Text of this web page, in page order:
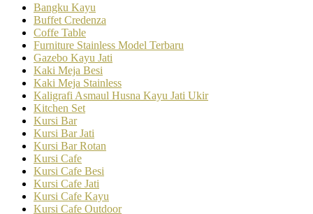
Bangku Kayu
Buffet Credenza
Coffe Table
Furniture Stainless Model Terbaru
Gazebo Kayu Jati
Kaki Meja Besi
Kaki Meja Stainless
Kaligrafi Asmaul Husna Kayu Jati Ukir
Kitchen Set
Kursi Bar
Kursi Bar Jati
Kursi Bar Rotan
Kursi Cafe
Kursi Cafe Besi
Kursi Cafe Jati
Kursi Cafe Kayu
Kursi Cafe Outdoor